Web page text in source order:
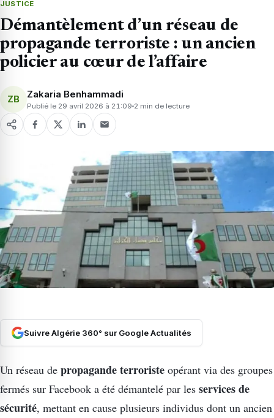
JUSTICE
Démantèlement d’un réseau de
propagande terroriste : un ancien
policier au cœur de l’affaire
ZB Zakaria Benhammadi
Publié le 29 avril 2026 à 21:09 2 min de lecture
Suivre Algérie 360° sur Google Actualités
Un réseau de propagande terroriste opérant via des groupes
fermés sur Facebook a été démantelé par les services de
sécurité, mettant en cause plusieurs individus dont un ancien